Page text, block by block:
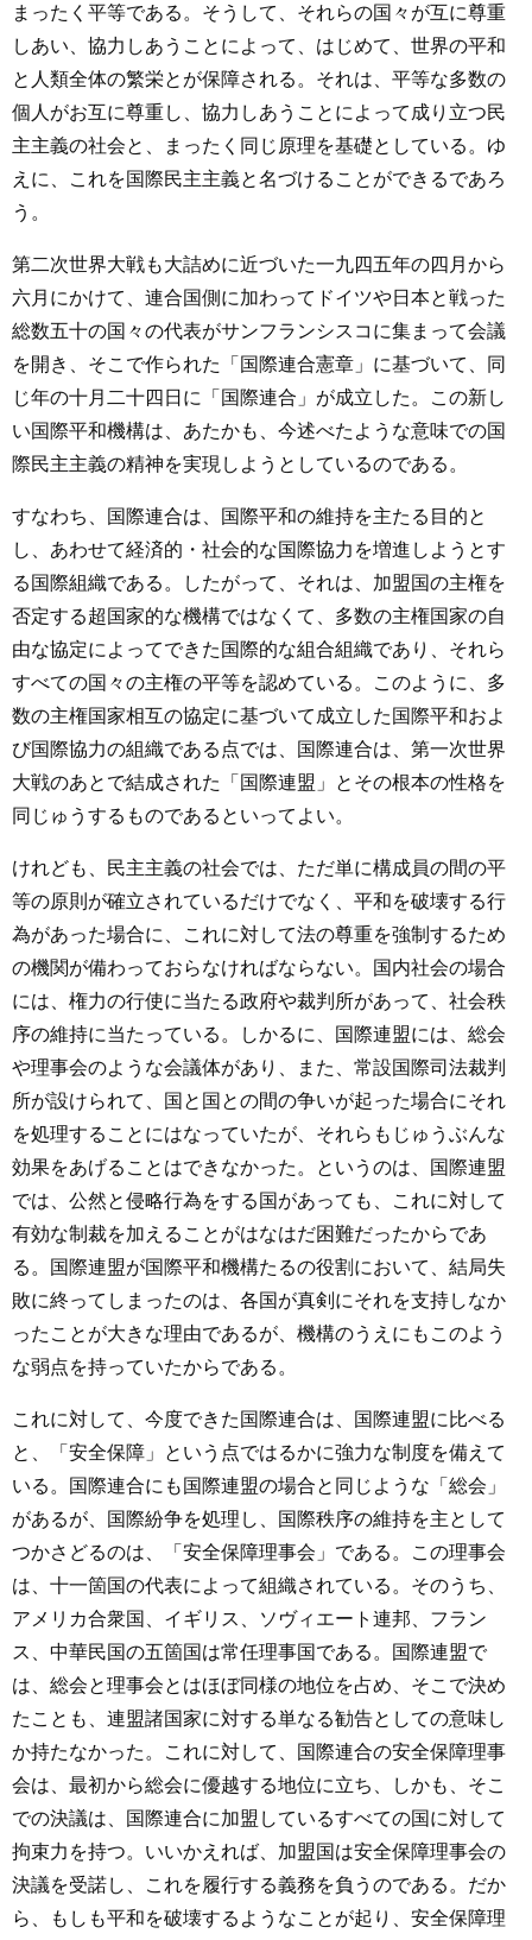
まったく平等である。そうして、それらの国々が互に尊重
しあい、協力しあうことによって、はじめて、世界の平和
と人類全体の繁栄とが保障される。それは、平等な多数の
個人がお互に尊重し、協力しあうことによって成り立つ民
主主義の社会と、まったく同じ原理を基礎としている。ゆ
えに、これを国際民主主義と名づけることができるであろ
う。
第二次世界大戦も大詰めに近づいた一九四五年の四月から
六月にかけて、連合国側に加わってドイツや日本と戦った
総数五十の国々の代表がサンフランシスコに集まって会議
を開き、そこで作られた「国際連合憲章」に基づいて、同
じ年の十月二十四日に「国際連合」が成立した。この新し
い国際平和機構は、あたかも、今述べたような意味での国
際民主主義の精神を実現しようとしているのである。
すなわち、国際連合は、国際平和の維持を主たる目的と
し、あわせて経済的・社会的な国際協力を増進しようとす
る国際組織である。したがって、それは、加盟国の主権を
否定する超国家的な機構ではなくて、多数の主権国家の自
由な協定によってできた国際的な組合組織であり、それら
すべての国々の主権の平等を認めている。このように、多
数の主権国家相互の協定に基づいて成立した国際平和およ
び国際協力の組織である点では、国際連合は、第一次世界
大戦のあとで結成された「国際連盟」とその根本の性格を
同じゅうするものであるといってよい。
けれども、民主主義の社会では、ただ単に構成員の間の平
等の原則が確立されているだけでなく、平和を破壊する行
為があった場合に、これに対して法の尊重を強制するため
の機関が備わっておらなければならない。国内社会の場合
には、権力の行使に当たる政府や裁判所があって、社会秩
序の維持に当たっている。しかるに、国際連盟には、総会
や理事会のような会議体があり、また、常設国際司法裁判
所が設けられて、国と国との間の争いが起った場合にそれ
を処理することにはなっていたが、それらもじゅうぶんな
効果をあげることはできなかった。というのは、国際連盟
では、公然と侵略行為をする国があっても、これに対して
有効な制裁を加えることがはなはだ困難だったからであ
る。国際連盟が国際平和機構たるの役割において、結局失
敗に終ってしまったのは、各国が真剣にそれを支持しなか
ったことが大きな理由であるが、機構のうえにもこのよう
な弱点を持っていたからである。
これに対して、今度できた国際連合は、国際連盟に比べる
と、「安全保障」という点ではるかに強力な制度を備えて
いる。国際連合にも国際連盟の場合と同じような「総会」
があるが、国際紛争を処理し、国際秩序の維持を主として
つかさどるのは、「安全保障理事会」である。この理事会
は、十一箇国の代表によって組織されている。そのうち、
アメリカ合衆国、イギリス、ソヴィエート連邦、フラン
ス、中華民国の五箇国は常任理事国である。国際連盟で
は、総会と理事会とはほぼ同様の地位を占め、そこで決め
たことも、連盟諸国家に対する単なる勧告としての意味し
か持たなかった。これに対して、国際連合の安全保障理事
会は、最初から総会に優越する地位に立ち、しかも、そこ
での決議は、国際連合に加盟しているすべての国に対して
拘束力を持つ。いいかえれば、加盟国は安全保障理事会の
決議を受諾し、これを履行する義務を負うのである。だか
ら、もしも平和を破壊するようなことが起り、安全保障理